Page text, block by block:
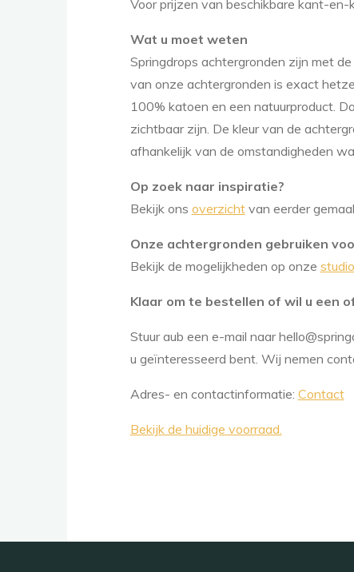
Voor prijzen van beschikbare kant-en-
Wat u moet weten
Springdrops achtergronden zijn met
van onze achtergronden is exact
100% katoen en een natuurproduct.
zichtbaar zijn. De kleur van de
afhankelijk van de omstandigheden
Op zoek naar inspiratie?
Bekijk ons overzichtvan eerder
Onze achtergronden gebruiken
Bekijk de mogelijkheden op onze studio
Klaar om te bestellen of wil u een
Stuur aub een e-mail naar
u geïnteresseerd bent. Wij nemen
Adres- en contactinformatie: Contact
Bekijk de huidige voorraad.